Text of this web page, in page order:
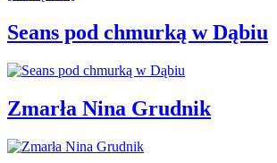
Seans pod chmurką w Dąbiu
Zmarła Nina Grudnik